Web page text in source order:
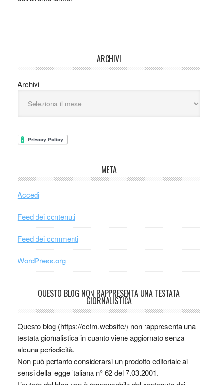
ARCHIVI
Archivi
META
Accedi
Feed dei contenuti
Feed dei commenti
WordPress.org
QUESTO BLOG NON RAPPRESENTA UNA TESTATA
GIORNALISTICA
Questo blog (https://cctm.website/) non rappresenta una
testata giornalistica in quanto viene aggiornato senza
alcuna periodicità.
Non può pertanto considerarsi un prodotto editoriale ai
sensi della legge italiana n° 62 del 7.03.2001.